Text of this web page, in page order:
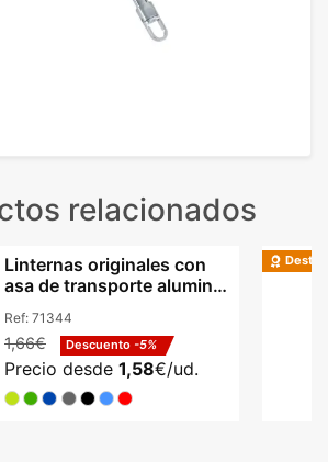
relacionados
Linternas originales con
asa de transporte aluminio
Ref: 71344
1,66€ Descuento -5%
Precio desde 1,58€/ud.